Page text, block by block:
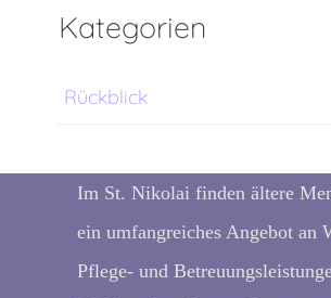
Kategorien
Rückblick
Im St. Nikolai finden ältere
ein umfangreiches Angebot an
Pflege- und